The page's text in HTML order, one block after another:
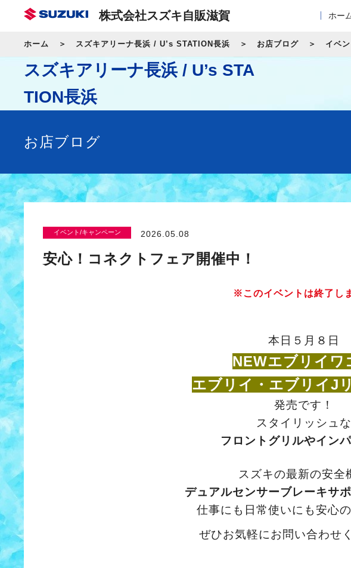
株式会社スズキ自販滋賀 ホー
ホーム スズキアリーナ長浜 / U’s STATION長浜 お店ブログ イベ
スズキアリーナ長浜 / U’s STA
TION長浜
お店ブログ
イベント/キャンペーン 2026.05.08
安心！コネクトフェア開催中！
※このイベントは終了し
本日５月８日
NEWエブリイワ
エブリイ・エブリイJ
発売です！
スタイリッシュな
フロントグリルやイン
スズキの最新の安全
デュアルセンサーブレーキサ
仕事にも日常使いにも安心
ぜひお気軽にお問い合わせ